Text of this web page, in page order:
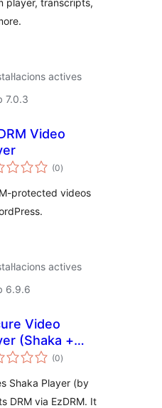
player, transcripts,
actives
7.0.3
Video
(0puntuacions
totals
)
protected videos
actives
6.9.6
Video
(Shaka +
Support)
(0puntuacions
totals
)
Shaka Player (by
DRM via EzDRM. It